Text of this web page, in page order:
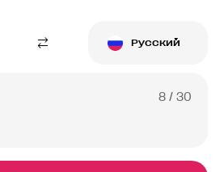
Русский
8 / 30